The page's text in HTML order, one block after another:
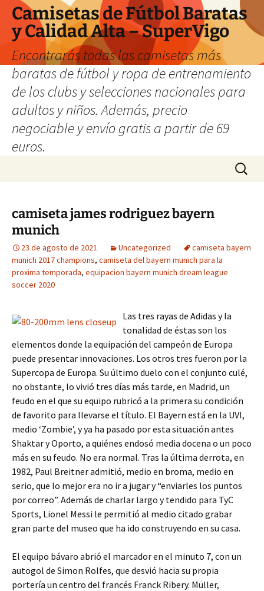
Camisetas de Fútbol Baratas
y Calidad Alta – SuperVigo
Encontrarás todas las camisetas más
baratas de fútbol y ropa de entrenamiento
de los clubs y selecciones nacionales para
adultos y niños. Además, precio
negociable y envío gratis a partir de 69
euros.
Buscar:
camiseta james rodriguez bayern
munich
23 de agosto de 2021 Uncategorized
camiseta bayern
munich 2017 champions, camiseta del bayern munich para la
proxima temporada, equipacion bayern munich dream league
soccer 2020
Las tres rayas de Adidas y la
tonalidad de éstas son los
elementos donde la equipación del campeón de Europa
puede presentar innovaciones. Los otros tres fueron por la
Supercopa de Europa. Su último duelo con el conjunto culé,
no obstante, lo vivió tres días más tarde, en Madrid, un
feudo en el que su equipo rubricó a la primera su condición
de favorito para llevarse el título. El Bayern está en la UVI,
medio ‘Zombie’, y ya ha pasado por esta situación antes
Shaktar y Oporto, a quiénes endosó media docena o un poco
más en su feudo. No era normal. Tras la última derrota, en
1982, Paul Breitner admitió, medio en broma, medio en
serio, que lo mejor era no ir a jugar y “enviarles los puntos
por correo”. Además de charlar largo y tendido para TyC
Sports, Lionel Messi le permitió al medio citado grabar
gran parte del museo que ha ido construyendo en su casa.
El equipo bávaro abrió el marcador en el minuto 7, con un
autogol de Simon Rolfes, que desvió hacia su propia
portería un centro del francés Franck Ribery. Müller,